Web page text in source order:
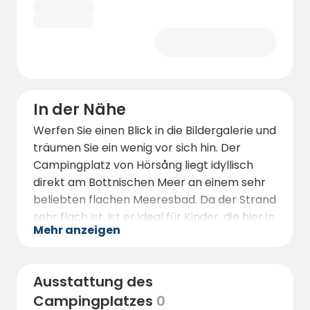
In der Nähe
Werfen Sie einen Blick in die Bildergalerie und
träumen Sie ein wenig vor sich hin. Der
Campingplatz von Hörsång liegt idyllisch
direkt am Bottnischen Meer an einem sehr
beliebten flachen Meeresbad. Da der Strand
sehr flach ist, ist er ideal für Kinder, die hier in
einer sicheren Umgebung schwimmen und
Ruhe ausstrahlt.
Mehr anzeigen
Ausstattung des
Campingplatzes 0